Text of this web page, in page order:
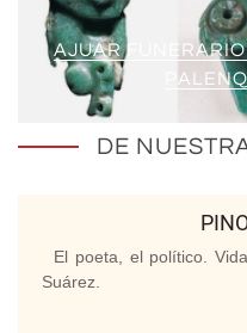
AJUAR FUNERARIO
DE
El poeta, el político.
Suárez.